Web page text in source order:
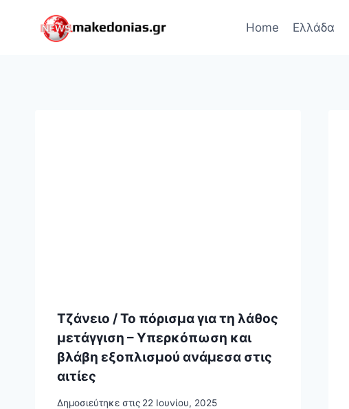
Home Ελλάδα
Τζάνειο / Το πόρισμα για τη λάθος
μετάγγιση – Υπερκόπωση και
βλάβη εξοπλισμού ανάμεσα στις
αιτίες
Δημοσιεύτηκε στις 22 Ιουνίου, 2025